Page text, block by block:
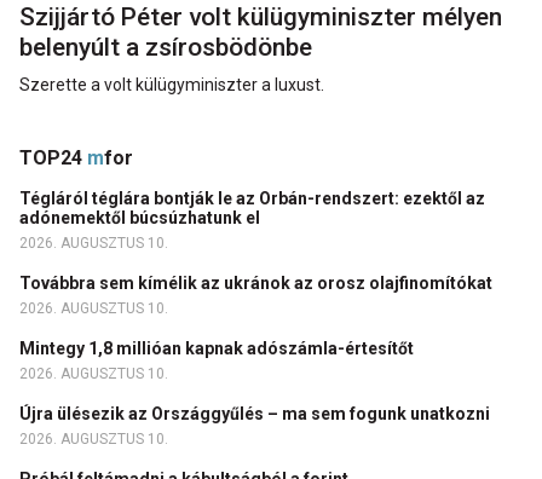
Szijjártó Péter volt külügyminiszter mélyen
belenyúlt a zsírosbödönbe
Szerette a volt külügyminiszter a luxust.
TOP24 mfor
Tégláról téglára bontják le az Orbán-rendszert: ezektől az
adónemektől búcsúzhatunk el
2026. AUGUSZTUS 10.
Továbbra sem kímélik az ukránok az orosz olajfinomítókat
2026. AUGUSZTUS 10.
Mintegy 1,8 millióan kapnak adószámla-értesítőt
2026. AUGUSZTUS 10.
Újra ülésezik az Országgyűlés – ma sem fogunk unatkozni
2026. AUGUSZTUS 10.